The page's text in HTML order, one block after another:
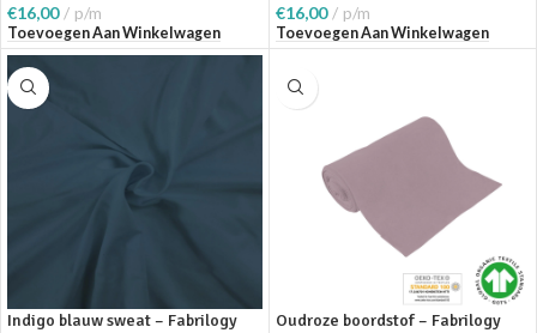
€16,00 p/m
Toevoegen Aan Winkelwagen
€16,00 p/m
Toevoegen Aan Winkelwagen
Indigo blauw sweat – Fabrilogy Oudroze boordstof – Fabrilogy